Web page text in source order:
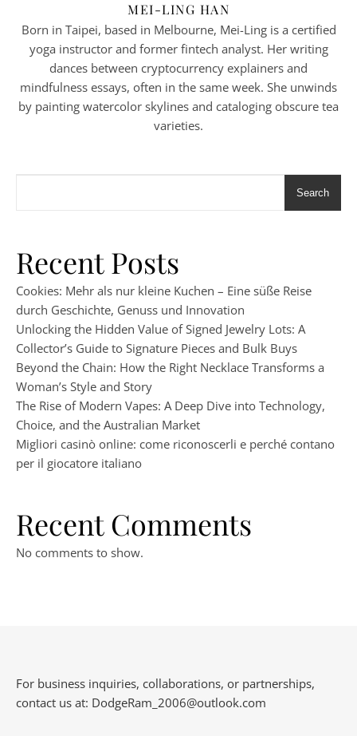
MEI-LING HAN
Born in Taipei, based in Melbourne, Mei-Ling is a certified
yoga instructor and former fintech analyst. Her writing
dances between cryptocurrency explainers and
mindfulness essays, often in the same week. She unwinds
by painting watercolor skylines and cataloging obscure tea
varieties.
Search
Recent Posts
Cookies: Mehr als nur kleine Kuchen – Eine süße Reise
durch Geschichte, Genuss und Innovation
Unlocking the Hidden Value of Signed Jewelry Lots: A
Collector’s Guide to Signature Pieces and Bulk Buys
Beyond the Chain: How the Right Necklace Transforms a
Woman’s Style and Story
The Rise of Modern Vapes: A Deep Dive into Technology,
Choice, and the Australian Market
Migliori casinò online: come riconoscerli e perché contano
per il giocatore italiano
Recent Comments
No comments to show.
For business inquiries, collaborations, or partnerships,
contact us at: DodgeRam_2006@outlook.com